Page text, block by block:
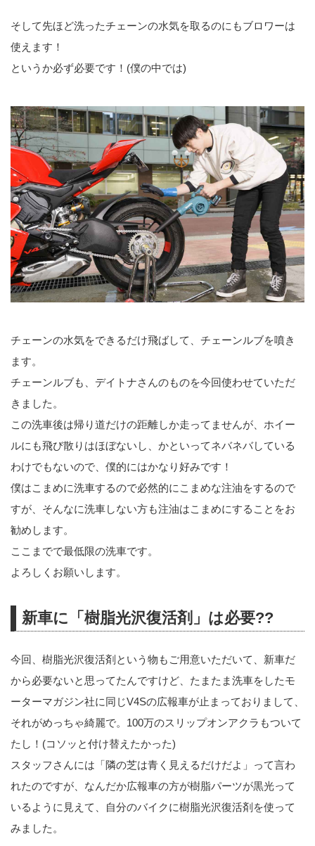
そして先ほど洗ったチェーンの水気を取るのにもブロワーは
使えます！
というか必ず必要です！(僕の中では)
チェーンの水気をできるだけ飛ばして、チェーンルブを噴き
ます。
チェーンルブも、デイトナさんのものを今回使わせていただ
きました。
この洗車後は帰り道だけの距離しか走ってませんが、ホイー
ルにも飛び散りはほぼないし、かといってネバネバしている
わけでもないので、僕的にはかなり好みです！
僕はこまめに洗車するので必然的にこまめな注油をするので
すが、そんなに洗車しない方も注油はこまめにすることをお
勧めします。
ここまでで最低限の洗車です。
よろしくお願いします。
新車に「樹脂光沢復活剤」は必要??
今回、樹脂光沢復活剤という物もご用意いただいて、新車だ
から必要ないと思ってたんですけど、たまたま洗車をしたモ
ーターマガジン社に同じV4Sの広報車が止まっておりまして、
それがめっちゃ綺麗で。100万のスリップオンアクラもついて
たし！(コソッと付け替えたかった)
スタッフさんには「隣の芝は青く見えるだけだよ」って言わ
れたのですが、なんだか広報車の方が樹脂パーツが黒光って
いるように見えて、自分のバイクに樹脂光沢復活剤を使って
みました。